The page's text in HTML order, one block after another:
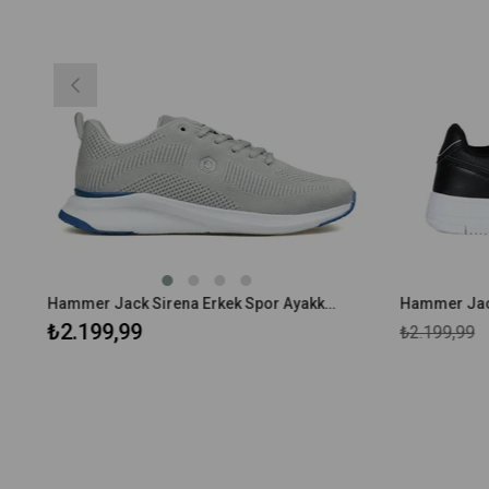
Hammer Jack Sirena Erkek Spor Ayakkabı 101 23378-M
₺2.199,99 ₺2.199,99